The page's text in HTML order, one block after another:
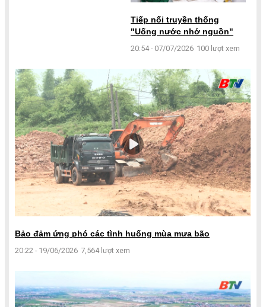
Tiếp nối truyền thống
"Uống nước nhớ nguồn"
20:54 - 07/07/2026 100 lượt xem
Bảo đảm ứng phó các tình huống mùa mưa bão
20:22 - 19/06/2026 7,564 lượt xem